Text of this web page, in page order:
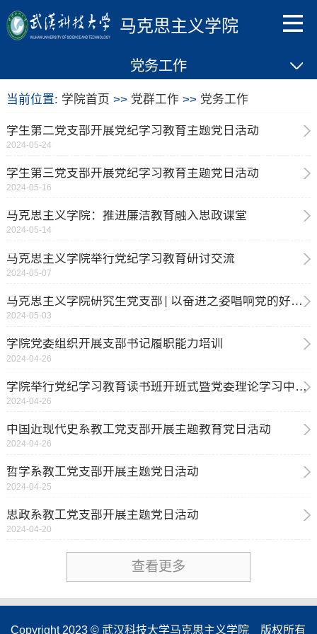
马克思主义学院
党务工作
当前位置: 学院首页 >> 党群工作 >> 党务工作
学生第二党支部开展党纪学习教育主题党日活动
2024-05-24
学生第三党支部开展党纪学习教育主题党日活动
2024-05-16
马克思主义学院：推进廉洁教育融入思政课堂
2024-05-14
马克思主义学院举行党纪学习教育研讨交流
2024-05-07
马克思主义学院研究生党支部│以奋进之姿唱响党的好声音
2024-05-03
学院党委组织开展支部书记履职能力培训
2024-04-26
学院举行党纪学习教育读书班开班式暨党委理论学习中心组（扩大）第三次集体学习
2024-04-26
中国近现代史系教工党支部开展主题教育党日活动
2024-04-26
哲学系教工党支部开展主题党日活动
2024-04-25
思政系教工党支部开展主题党日活动
2024-04-20
查看更多
Copyright 2023 © 武汉科技大学马克思主义学院 版权所有